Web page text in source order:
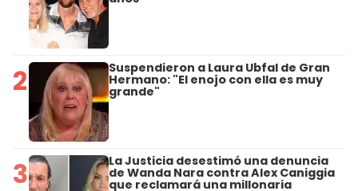
2 Suspendieron a Laura Ubfal de Gran
Hermano: "El enojo con ella es muy
grande"
3 La Justicia desestimó una denuncia
de Wanda Nara contra Alex Caniggia
que reclamará una millonaria